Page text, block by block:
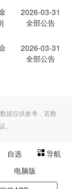
2026-03-31
全部公告
2026-03-31
全部公告
据仅供参考，若数
自选
导航
电脑版